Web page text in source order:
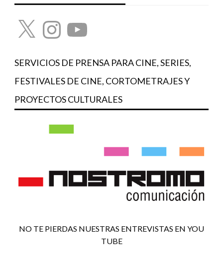
X InstagramYouTube
SERVICIOS DE PRENSA PARA CINE, SERIES,
FESTIVALES DE CINE, CORTOMETRAJES Y
PROYECTOS CULTURALES
NO TE PIERDAS NUESTRAS ENTREVISTAS EN YOU
TUBE